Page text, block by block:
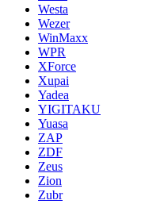
Westa
Wezer
WinMaxx
WPR
XForce
Xupai
Yadea
YIGITAKU
Yuasa
ZAP
ZDF
Zeus
Zion
Zubr